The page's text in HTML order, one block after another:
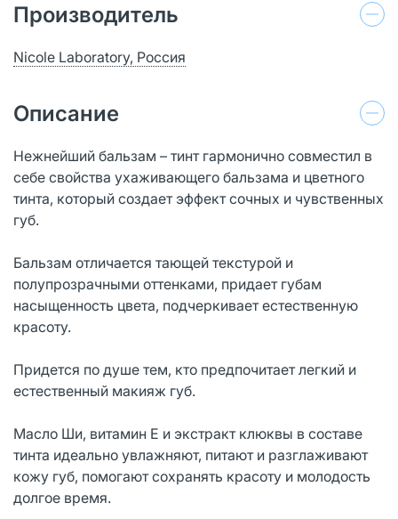
Производитель
Nicole Laboratory, Россия
Описание
Нежнейший бальзам – тинт гармонично совместил в
себе свойства ухаживающего бальзама и цветного
тинта, который создает эффект сочных и чувственных
губ.
Бальзам отличается тающей текстурой и
полупрозрачными оттенками, придает губам
насыщенность цвета, подчеркивает естественную
красоту.
Придется по душе тем, кто предпочитает легкий и
естественный макияж губ.
Масло Ши, витамин Е и экстракт клюквы в составе
тинта идеально увлажняют, питают и разглаживают
кожу губ, помогают сохранять красоту и молодость
долгое время.